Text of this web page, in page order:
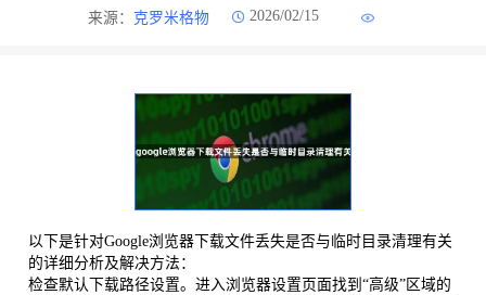
来源： 克罗米格物 2026/02/15
以下是针对Google浏览器下载文件丢失是否与临时目录清理有关
的详细分析及解决方法：
检查默认下载路径设置。进入浏览器设置页面找到“高级”区域的